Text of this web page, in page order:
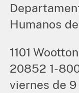
Humanos de
1101
20852 1-
viernes de 9